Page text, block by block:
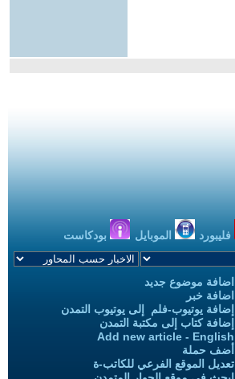
فليبورد الموبايل بودكاست
اضافة موضوع جديد
اضافة خبر
إضافة يوتيوب-فلم إلى يوتيوب التمدن
إضافة كتاب إلى مكتبة التمدن
Add new article - English
أضف حملة
تعديل الموقع الفرعي للكاتب-ة